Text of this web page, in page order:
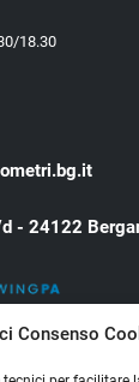
Consenso
18.30
- 24122